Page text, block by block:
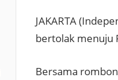
JAKARTA
bertolak menuju
Bersama